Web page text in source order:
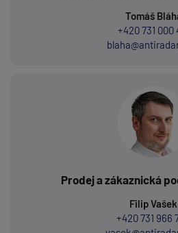
Tomáš
+420 731 000
Prodej a zákaznická
Filip Vašek
+420 731 966